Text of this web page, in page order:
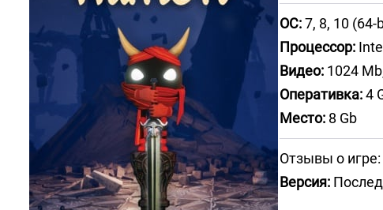
ОС:7, 8, 10 (64-
Процессор:
Видео:1024
Оперативка:4
Место:8 Gb
Отзывы о
Версия: